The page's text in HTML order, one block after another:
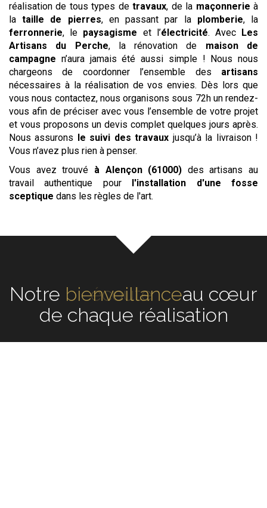
réalisation de tous types detravaux, de la maçonnerie à
lataille de pierres, en passant par la plomberie, la
ferronnerie, le paysagisme et l’électricité. Avec
Les
Artisans du Perche, la rénovation de maison de
campagne n’aura jamais été aussi simple ! Nous nous
chargeons de coordonner l’ensemble des artisans
nécessaires à la réalisation de vos envies. Dès lors que
vous nous contactez, nous organisons sous 72h un rendez-
vous afin de préciser avec vous l’ensemble de votre projet
et vous proposons un devis complet quelques jours après.
Nous assurons
le suivi des travaux jusqu’à la livraison !
Vous n’avez plus rien à penser.
Vous avez trouvé à Alençon (61000) des artisans au
travail authentique pour
l'installation d'une fosse
sceptique dans les règles de l'art.
Notreécouteau cœur de
chaque réalisation